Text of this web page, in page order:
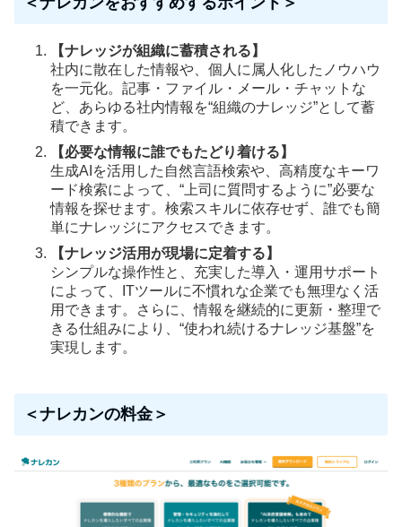
【ナレッジが組織に蓄積される】
社内に散在した情報や、個人に属人化したノウハウ
を一元化。記事・ファイル・メール・チャットな
ど、あらゆる社内情報を“組織のナレッジ”として蓄
積できます。
【必要な情報に誰でもたどり着ける】
生成AIを活用した自然言語検索や、高精度なキーワ
ード検索によって、“上司に質問するように”必要な
情報を探せます。検索スキルに依存せず、誰でも簡
単にナレッジにアクセスできます。
【ナレッジ活用が現場に定着する】
シンプルな操作性と、充実した導入・運用サポート
によって、ITツールに不慣れな企業でも無理なく活
用できます。さらに、情報を継続的に更新・整理で
きる仕組みにより、“使われ続けるナレッジ基盤”を
実現します。
＜ナレカンの料金＞